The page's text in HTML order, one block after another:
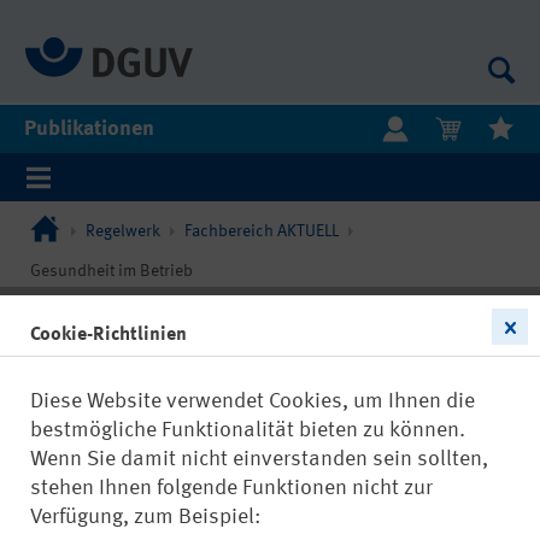
Publikationen
Regelwerk Fachbereich AKTUELL
Gesundheit im Betrieb
Cookie-Richtlinien
Diese Website verwendet Cookies, um Ihnen die
bestmögliche Funktionalität bieten zu können.
Wenn Sie damit nicht einverstanden sein sollten,
stehen Ihnen folgende Funktionen nicht zur
Verfügung, zum Beispiel: